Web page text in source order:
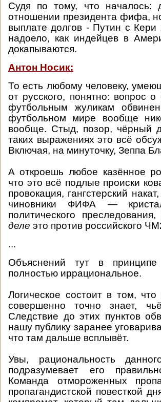
Судя по тому, что началось:
отношении президента фифа,
выплате долгов - Путин с
надоело, как индейцев в
докапываются.
Антон Носик:
То есть любому человеку,
от русского, понятно: вопрос
футбольным жуликам
футбольном мире вообще
вообще. Стыд, позор, чёрный
таких выражениях это всё
Включая, на минуточку, Зеппа
А откроешь любое казённое
что это всё подлые происки
провокация, гангстерский
чиновники ФИФА —
политического
деле это против российского
...
Объяснений тут в
полностью иррациональное.
Логическое состоит в том, что
совершенно точно знает,
Следствие до этих пунктов
нашу публику заранее
что там дальше всплывёт.
Увы, рациональность
подразумевает его
Команда отмороженных
пропагандистской повесткой